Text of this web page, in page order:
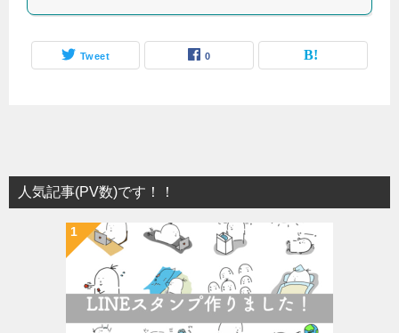
Tweet 0
人気記事(PV数)です！！